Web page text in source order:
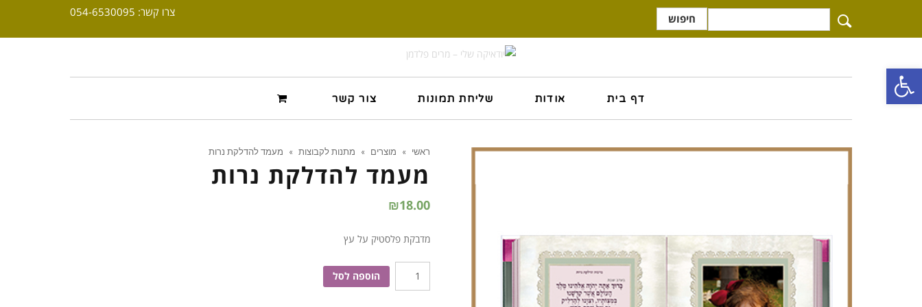
חיפוש
צרו קשר: 054-6530095
דף בית אודות שליחת תמונות צור קשר
ראשי » מוצרים » מתנות לקבוצות » מעמד להדלקת נרות
מעמד להדלקת נרות
₪18.00
מדבקת פלסטיק על עץ
כמות
של
הוספה לסל
פתח סרגל נגישות